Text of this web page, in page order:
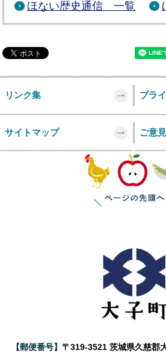
ほない歴史通信 一覧
リンク集 プラ
サイトマップ ご意
【郵便番号】 〒319-3521 茨城県久慈郡